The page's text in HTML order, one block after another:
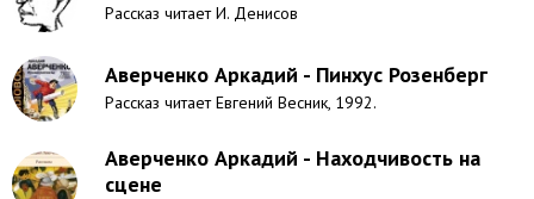
Рассказ читает И. Денисов
Аверченко Аркадий - Пинхус Розенберг
Рассказ читает Евгений Весник, 1992.
Аверченко Аркадий - Находчивость на
сцене